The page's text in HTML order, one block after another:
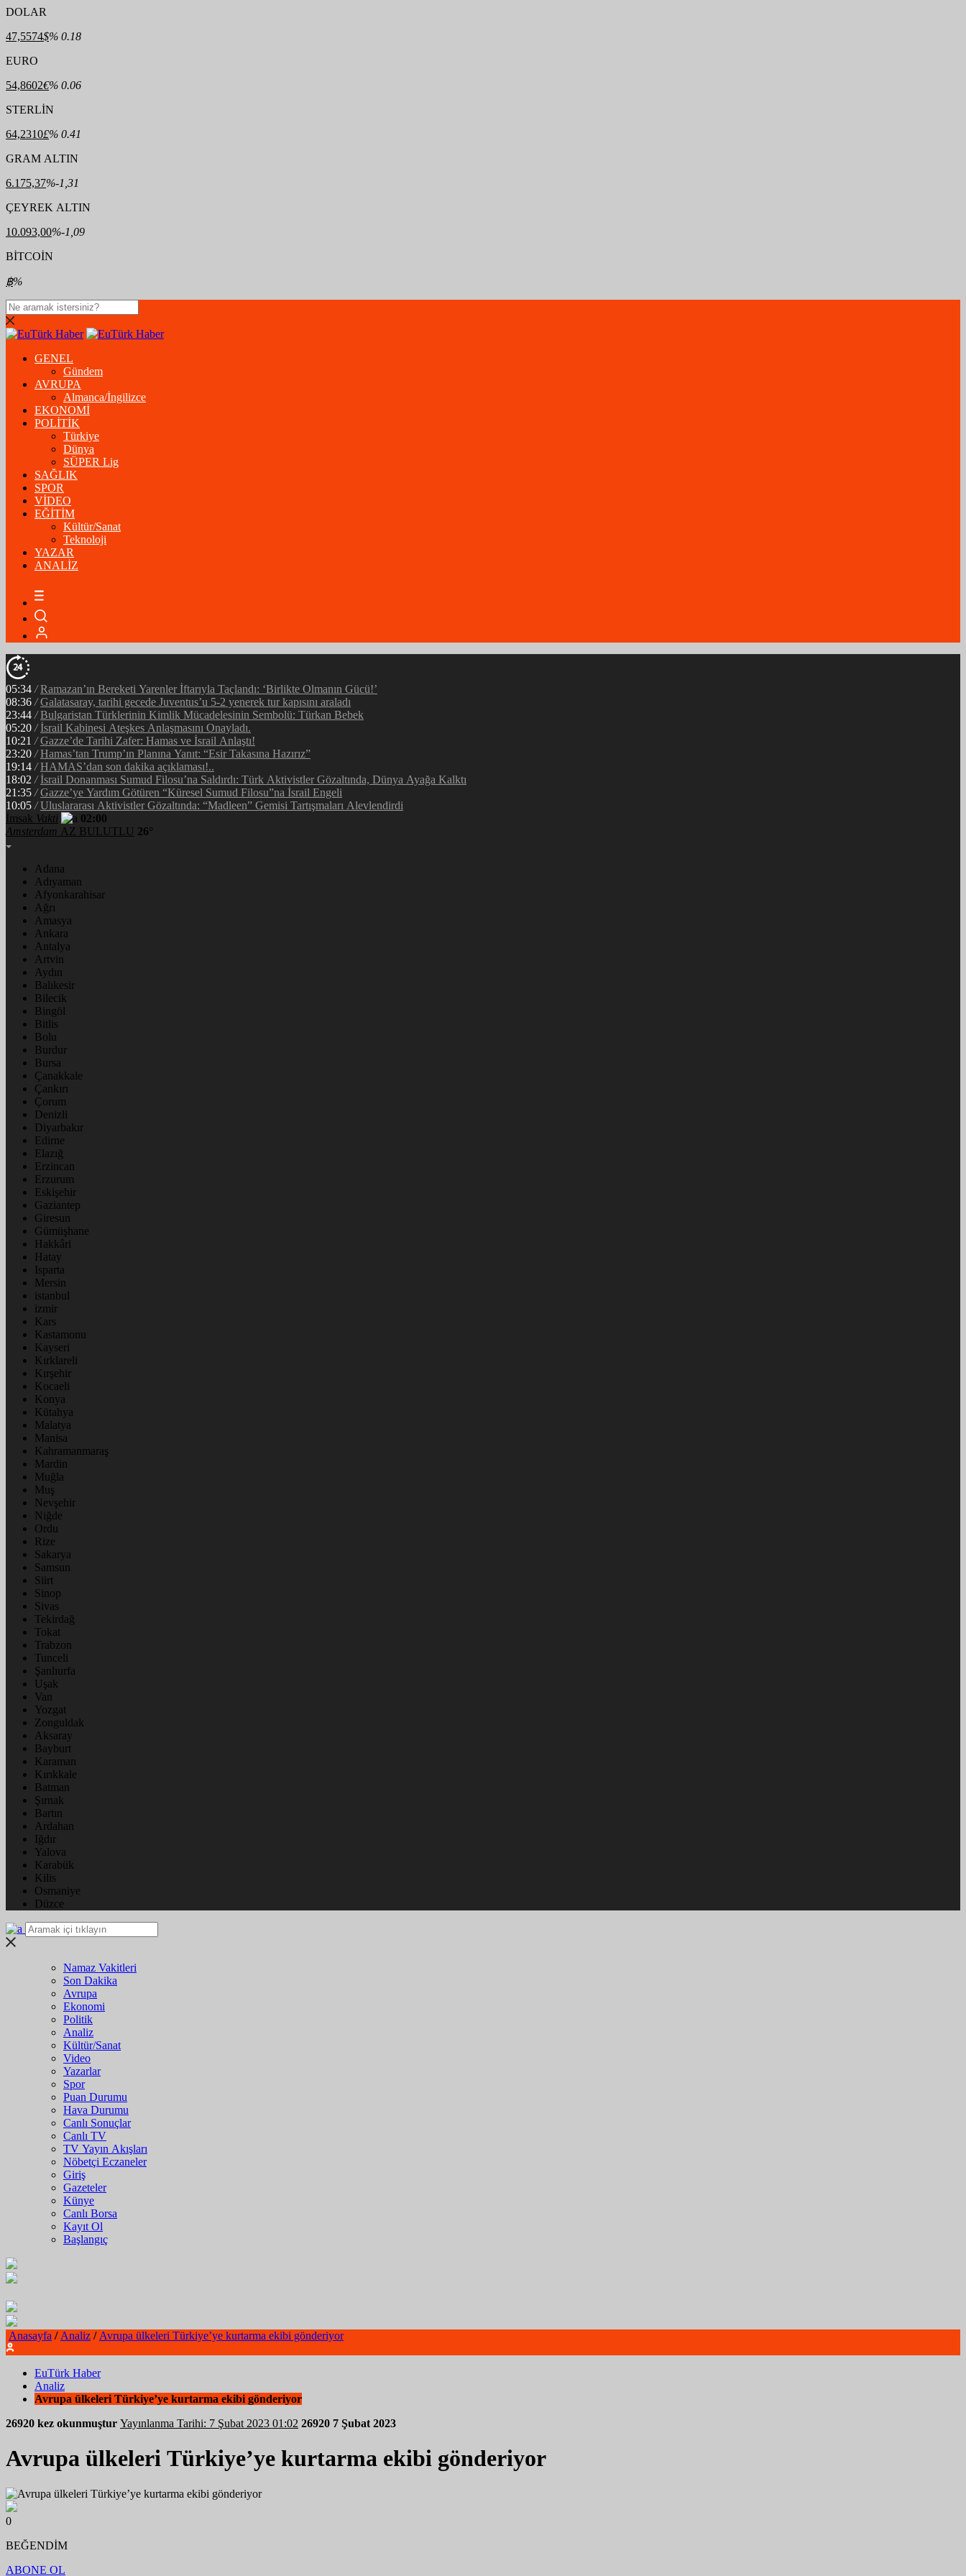
DOLAR
47,5574$% 0.18
EURO
54,8602€% 0.06
STERLİN
64,2310£% 0.41
GRAM ALTIN
6.175,37%-1,31
ÇEYREK ALTIN
10.093,00%-1,09
BİTCOİN
฿%
GENEL
Gündem
AVRUPA
Almanca/İngilizce
EKONOMİ
POLİTİK
Türkiye
Dünya
SÜPER Lig
SAĞLIK
SPOR
VİDEO
EĞİTİM
Kültür/Sanat
Teknoloji
YAZAR
ANALİZ
05:34 / Ramazan’ın Bereketi Yarenler İftarıyla Taçlandı: ‘Birlikte Olmanın Gücü!’
08:36 / Galatasaray, tarihi gecede Juventus’u 5-2 yenerek tur kapısını araladı
23:44 / Bulgaristan Türklerinin Kimlik Mücadelesinin Sembolü: Türkan Bebek
05:20 / İsrail Kabinesi Ateşkes Anlaşmasını Onayladı.
10:21 / Gazze’de Tarihi Zafer: Hamas ve İsrail Anlaştı!
23:20 / Hamas’tan Trump’ın Planına Yanıt: “Esir Takasına Hazırız”
19:14 / HAMAS’dan son dakika açıklaması!..
18:02 / İsrail Donanması Sumud Filosu’na Saldırdı: Türk Aktivistler Gözaltında, Dünya Ayağa Kalktı
21:35 / Gazze’ye Yardım Götüren “Küresel Sumud Filosu”na İsrail Engeli
10:05 / Uluslararası Aktivistler Gözaltında: “Madleen” Gemisi Tartışmaları Alevlendirdi
İmsak Vakti
02:00
Amsterdam AZ BULUTLU 26°
Adana
Adıyaman
Afyonkarahisar
Ağrı
Amasya
Ankara
Antalya
Artvin
Aydın
Balıkesir
Bilecik
Bingöl
Bitlis
Bolu
Burdur
Bursa
Çanakkale
Çankırı
Çorum
Denizli
Diyarbakır
Edirne
Elazığ
Erzincan
Erzurum
Eskişehir
Gaziantep
Giresun
Gümüşhane
Hakkâri
Hatay
Isparta
Mersin
istanbul
izmir
Kars
Kastamonu
Kayseri
Kırklareli
Kırşehir
Kocaeli
Konya
Kütahya
Malatya
Manisa
Kahramanmaraş
Mardin
Muğla
Muş
Nevşehir
Niğde
Ordu
Rize
Sakarya
Samsun
Siirt
Sinop
Sivas
Tekirdağ
Tokat
Trabzon
Tunceli
Şanlıurfa
Uşak
Van
Yozgat
Zonguldak
Aksaray
Bayburt
Karaman
Kırıkkale
Batman
Şırnak
Bartın
Ardahan
Iğdır
Yalova
Karabük
Kilis
Osmaniye
Düzce
Namaz Vakitleri
Son Dakika
Avrupa
Ekonomi
Politik
Analiz
Kültür/Sanat
Video
Yazarlar
Spor
Puan Durumu
Hava Durumu
Canlı Sonuçlar
Canlı TV
TV Yayın Akışları
Nöbetçi Eczaneler
Giriş
Gazeteler
Künye
Canlı Borsa
Kayıt Ol
Başlangıç
Anasayfa / Analiz / Avrupa ülkeleri Türkiye’ye kurtarma ekibi gönderiyor
EuTürk Haber
Analiz
Avrupa ülkeleri Türkiye’ye kurtarma ekibi gönderiyor
26920 kez okunmuştur
Yayınlanma Tarihi: 7 Şubat 2023 01:02 26920 7 Şubat 2023
Avrupa ülkeleri Türkiye’ye kurtarma ekibi gönderiyor
0
BEĞENDİM
ABONE OL